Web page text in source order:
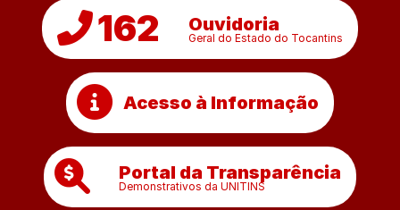
162 Ouvidoria
Geral do Estado do Tocantins
Acesso à Informação
Portal da Transparência
Demonstrativos da UNITINS